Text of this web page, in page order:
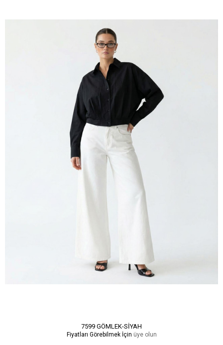
7599 GÖMLEK-SİYAH
Fiyatları Görebilmek İçin üye olun